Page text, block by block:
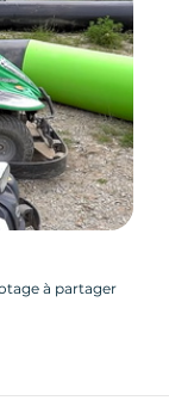
à partager